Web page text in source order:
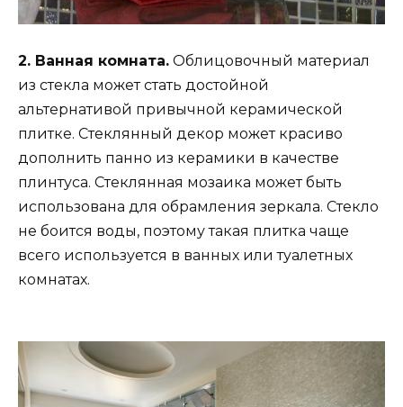
2. Ванная комната. Облицовочный материал
из стекла может стать достойной
альтернативой привычной керамической
плитке. Стеклянный декор может красиво
дополнить панно из керамики в качестве
плинтуса. Стеклянная мозаика может быть
использована для обрамления зеркала. Стекло
не боится воды, поэтому такая плитка чаще
всего используется в ванных или туалетных
комнатах.